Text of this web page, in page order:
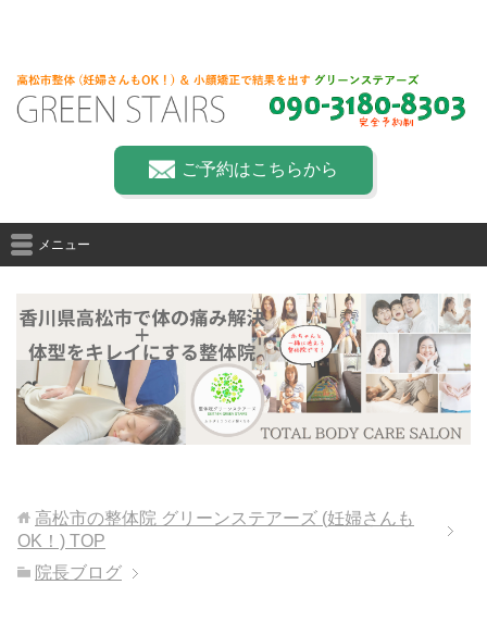
ご予約はこちらから
メニュー
高松市の整体院 グリーンステアーズ (妊婦さんも
OK！) TOP
院長ブログ